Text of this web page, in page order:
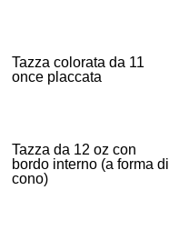
Tazza colorata da 11
once placcata
Tazza da 12 oz con
bordo interno (a forma di
cono)